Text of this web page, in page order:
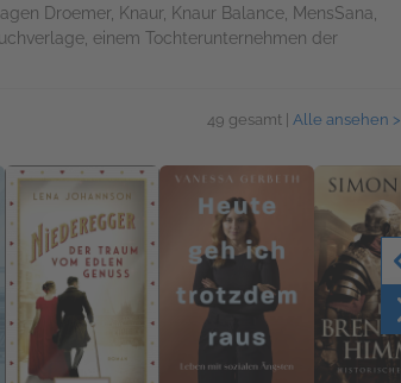
Droemer, Knaur, Knaur Balance, MensSana,
einem Tochterunternehmen der
49 gesamt | Alle ansehen >